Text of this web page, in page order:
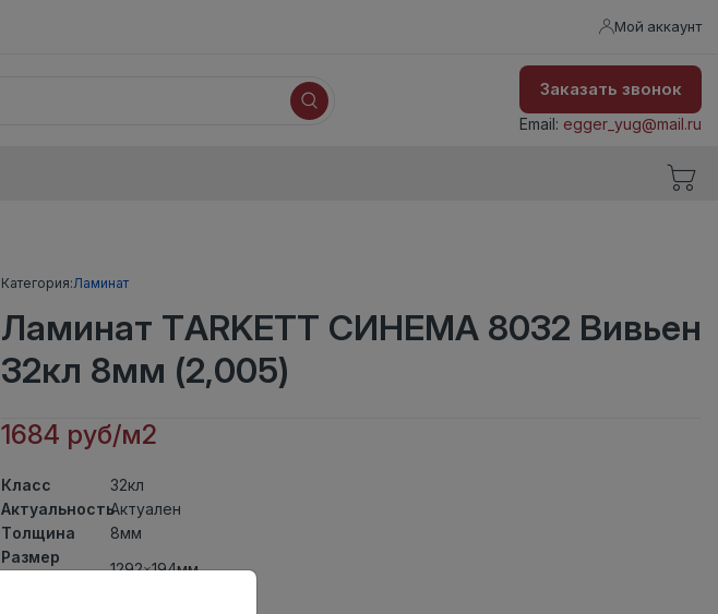
Мой аккаунт
Заказать звонок
Email: egger_yug@mail.ru
Категория:Ламинат
Ламинат TARKETT СИНЕМА 8032 Вивьен
32кл 8мм (2,005)
1684 руб/м2
Класс
32кл
АктуальностьАктуален
Толщина
8мм
Размер
1292×194мм